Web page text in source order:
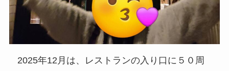
2025年12月は、レストランの入り口に５０周